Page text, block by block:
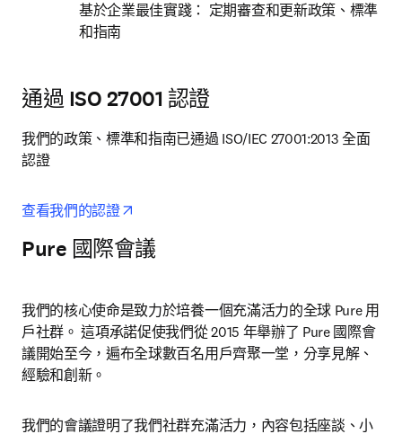
基於企業最佳實踐： 定期審查和更新政策、標準
和指南
通過 ISO 27001 認證
我們的政策、標準和指南已通過 ISO/IEC 27001:2013 全面
認證
查看我們的認證
Pure 國際會議
我們的核心使命是致力於培養一個充滿活力的全球 Pure 用
戶社群。 這項承諾促使我們從 2015 年舉辦了 Pure 國際會
議開始至今，遍布全球數百名用戶齊聚一堂，分享見解、
經驗和創新。
我們的會議證明了我們社群充滿活力，內容包括座談、小